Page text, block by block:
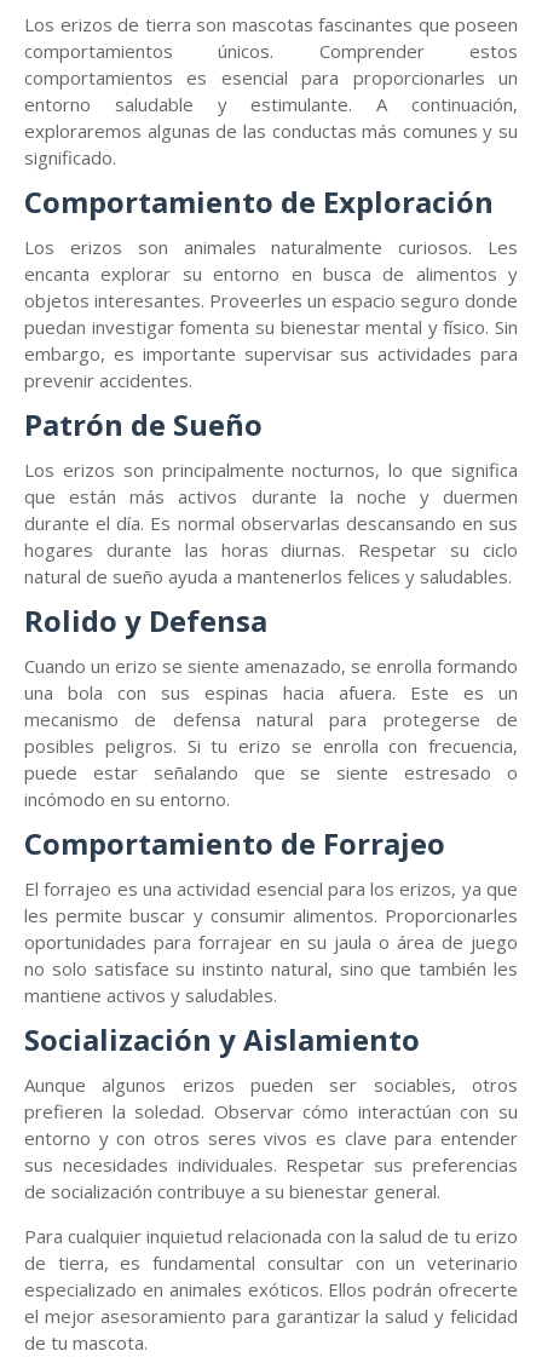
Los erizos de tierra son mascotas fascinantes que poseen
comportamientos únicos. Comprender estos
comportamientos es esencial para proporcionarles un
entorno saludable y estimulante. A continuación,
exploraremos algunas de las conductas más comunes y su
significado.
Comportamiento de Exploración
Los erizos son animales naturalmente curiosos. Les
encanta explorar su entorno en busca de alimentos y
objetos interesantes. Proveerles un espacio seguro donde
puedan investigar fomenta su bienestar mental y físico. Sin
embargo, es importante supervisar sus actividades para
prevenir accidentes.
Patrón de Sueño
Los erizos son principalmente nocturnos, lo que significa
que están más activos durante la noche y duermen
durante el día. Es normal observarlas descansando en sus
hogares durante las horas diurnas. Respetar su ciclo
natural de sueño ayuda a mantenerlos felices y saludables.
Rolido y Defensa
Cuando un erizo se siente amenazado, se enrolla formando
una bola con sus espinas hacia afuera. Este es un
mecanismo de defensa natural para protegerse de
posibles peligros. Si tu erizo se enrolla con frecuencia,
puede estar señalando que se siente estresado o
incómodo en su entorno.
Comportamiento de Forrajeo
El forrajeo es una actividad esencial para los erizos, ya que
les permite buscar y consumir alimentos. Proporcionarles
oportunidades para forrajear en su jaula o área de juego
no solo satisface su instinto natural, sino que también les
mantiene activos y saludables.
Socialización y Aislamiento
Aunque algunos erizos pueden ser sociables, otros
prefieren la soledad. Observar cómo interactúan con su
entorno y con otros seres vivos es clave para entender
sus necesidades individuales. Respetar sus preferencias
de socialización contribuye a su bienestar general.
Para cualquier inquietud relacionada con la salud de tu erizo
de tierra, es fundamental consultar con un veterinario
especializado en animales exóticos. Ellos podrán ofrecerte
el mejor asesoramiento para garantizar la salud y felicidad
de tu mascota.